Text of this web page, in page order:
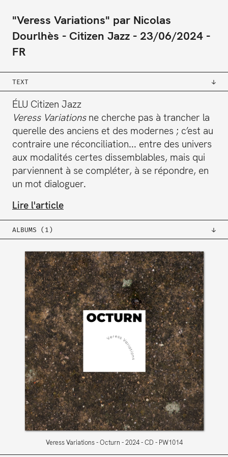
"Veress Variations" par Nicolas
Dourlhès
Citizen Jazz
23/06/2024
FR
TEXT
ÉLU Citizen Jazz
Veress Variationsne cherche pas à trancher la
querelle des anciens et des modernes ; c’est au
contraire une réconciliation... entre des univers
aux modalités certes dissemblables, mais qui
parviennent à se compléter, à se répondre, en
un mot dialoguer.
Lire l'article
ALBUMS (1)
Veress Variations Octurn 2024 CD PW1014